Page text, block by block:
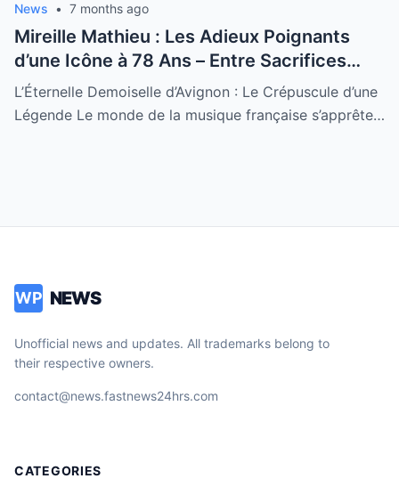
News • 7 months ago
Mireille Mathieu : Les Adieux Poignants
d’une Icône à 78 Ans – Entre Sacrifices
Amoureux et Destin Royal
L’Éternelle Demoiselle d’Avignon : Le Crépuscule d’une
Légende Le monde de la musique française s’apprête…
WP NEWS
Unofficial news and updates. All trademarks belong to
their respective owners.
contact@news.fastnews24hrs.com
CATEGORIES